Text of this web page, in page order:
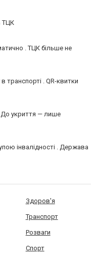
ТЦК
. ТЦК більше не
транспорті . QR-квитки
До укриття — лише
інвалідності . Держава
Здоров'я
Транспорт
Розваги
Спорт